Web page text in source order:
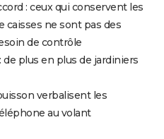
: ceux qui conservent les
caisses ne sont pas des
de contrôle
de plus en plus de jardiniers
verbalisent les
au volant